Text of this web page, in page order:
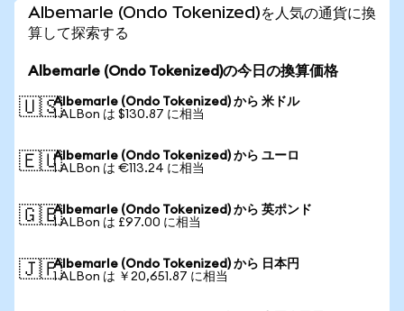
Albemarle (Ondo Tokenized)を人気の通貨に換
算して探索する
Albemarle (Ondo Tokenized)の今日の換算価格
🇺🇸Albemarle (Ondo Tokenized) から 米ドル
1 ALBon は $130.87 に相当
🇪🇺Albemarle (Ondo Tokenized) から ユーロ
1 ALBon は €113.24 に相当
🇬🇧Albemarle (Ondo Tokenized) から 英ポンド
1 ALBon は £97.00 に相当
🇯🇵Albemarle (Ondo Tokenized) から 日本円
1 ALBon は ￥20,651.87 に相当